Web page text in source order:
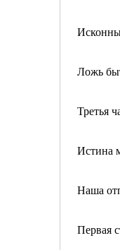
Ложь
Третья
Истина
Наша
Первая